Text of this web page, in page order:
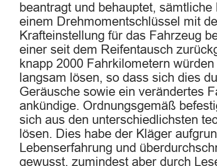
beantragt und behauptet,
einem Drehmomentschlüssel mit
Krafteinstellung für das Fahrzeug
einer seit dem Reifentausch
knapp 2000 Fahrkilometern
langsam lösen, so dass sich dies
Geräusche sowie ein verändertes
ankündige. Ordnungsgemäß
sich aus den unterschiedlichsten
lösen. Dies habe der Kläger
Lebenserfahrung und
gewusst, zumindest aber durch